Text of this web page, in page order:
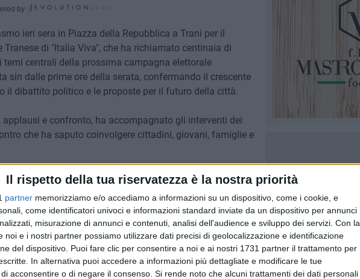
Il rispetto della tua riservatezza è la nostra priorità
partner memorizziamo e/o accediamo a informazioni su un dispositivo, come i cookie, e
come identificatori univoci e informazioni standard inviate da un dispositivo per annunci
misurazione di annunci e contenuti, analisi dell'audience e sviluppo dei servizi. Con la
noi e i nostri partner possiamo utilizzare dati precisi di geolocalizzazione e identificazione
del dispositivo. Puoi fare clic per consentire a noi e ai nostri 1731 partner il trattamento per
In alternativa puoi accedere a informazioni più dettagliate e modificare le tue
acconsentire o di negare il consenso. Si rende noto che alcuni trattamenti dei dati personali
by
ieri sera in Piazza della Repubblica a Trani per il
di "Italia Viva", che ha richiamato centinaia di
centrali della prossima campagna elettorale
sin dalle prime ore della serata, confermando il crescente
il dibattito politico e le proposte per il futuro della città.
e confronto, ha accompagnato gli interventi dei
che ha saputo coinvolgere cittadini, giovani, famiglie e
di Italia Viva, Tommaso Laurora, che ha sottolineato
concreta e vicina ai bisogni reali della città,
e maggiore attenzione ai quartieri.
coordinatrice nazionale Teresa Bellanova, che ha ribadito
e dell'impegno civico, evidenziando come Trani possa
fondato su competenza, ascolto e visione.